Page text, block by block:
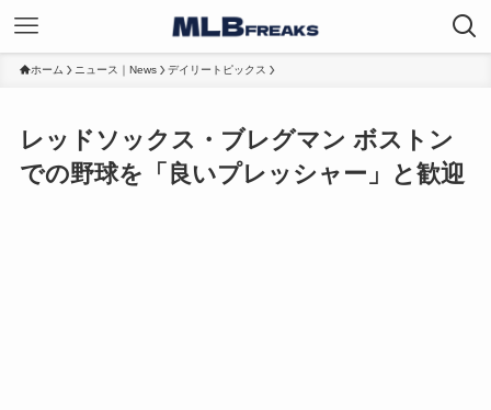
ホーム ニュース｜News デイリートピックス
レッドソックス・ブレグマン ボストン
での野球を「良いプレッシャー」と歓迎